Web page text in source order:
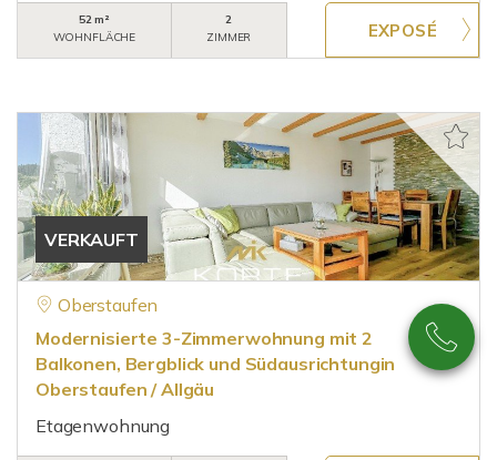
52 m²
WOHNFLÄCHE
2
ZIMMER
VERKAUFT
Oberstaufen
Modernisierte 3-Zimmerwohnung mit 2
Balkonen, Bergblick und Südausrichtungin
Oberstaufen / Allgäu
Etagenwohnung